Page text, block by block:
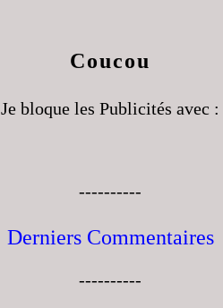
Coucou
Je bloque les Publicités avec :
----------
Derniers Commentaires
----------